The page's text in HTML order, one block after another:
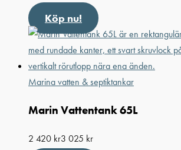
Köp nu!
Marina vatten & septiktankar
Marin Vattentank 65L
2 420 kr3 025 kr